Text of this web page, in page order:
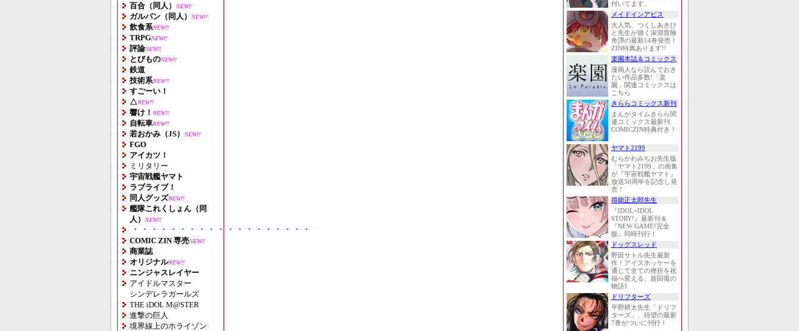
百合（同人） NEW!!
ガルパン（同人） NEW!!
飲食系NEW!!
TRPGNEW!!
評論NEW!!
とびものNEW!!
鉄道
技術系NEW!!
すごーい！
△NEW!!
響け！ NEW!!
自転車NEW!!
若おかみ（JS） NEW!!
FGO
アイカツ！
ミリタリー
宇宙戦艦ヤマト
ラブライブ！
同人グッズNEW!!
艦隊これくしょん（同
人）
NEW!!
・・・・・・・・・・・・・・・・・・・
COMIC ZIN 専売NEW!!
商業誌
オリジナルNEW!!
ニンジャスレイヤー
アイドルマスター
シンデレラガールズ
THE iDOL M@STER
進撃の巨人
境界線上のホライゾン
付いてます。
メイドインアビス
大人気、つくしあきひ
と先生が描く深淵冒険
奇譚の最新14巻発売！
ZIN特典あります!!
楽園本誌＆コミックス
漫画人なら読んでおき
たい作品多数!「楽
園」関連コミックスは
こちら
きららコミックス新刊
まんがタイムきらら関
連コミックス最新刊、
COMICZIN特典付き！
ヤマト2199
むらかわみちお先生版
「ヤマト2199」の画集
が『宇宙戦艦ヤマト』
放送50周年を記念し発
売！
得能正太郎先生
『IDOL×IDOL
STORY!』最新刊＆
『NEW GAME!完全
版』同時刊行！
ドッグスレッド
野田サトル先生最新
作！アイスホッケーを
通じて全ての挫折を祝
福へ変える、超回復の
物語1
ドリフターズ
平野耕太先生「ドリフ
ターズ」、待望の最新
7巻がついに刊行！